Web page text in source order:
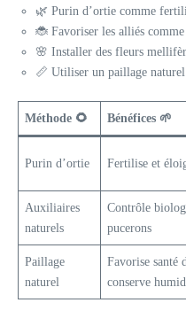
🌿 Purin d’ortie comme
🐞 Favoriser les alliés
🌸 Installer des fleurs
📏 Utiliser un paillage
Méthode 🌻 Bénéfices 🌱
Purin d’ortie Fertilise et
Auxiliaires
naturels
Contrôle
pucerons
Paillage
naturel
Favorise santé
conserve